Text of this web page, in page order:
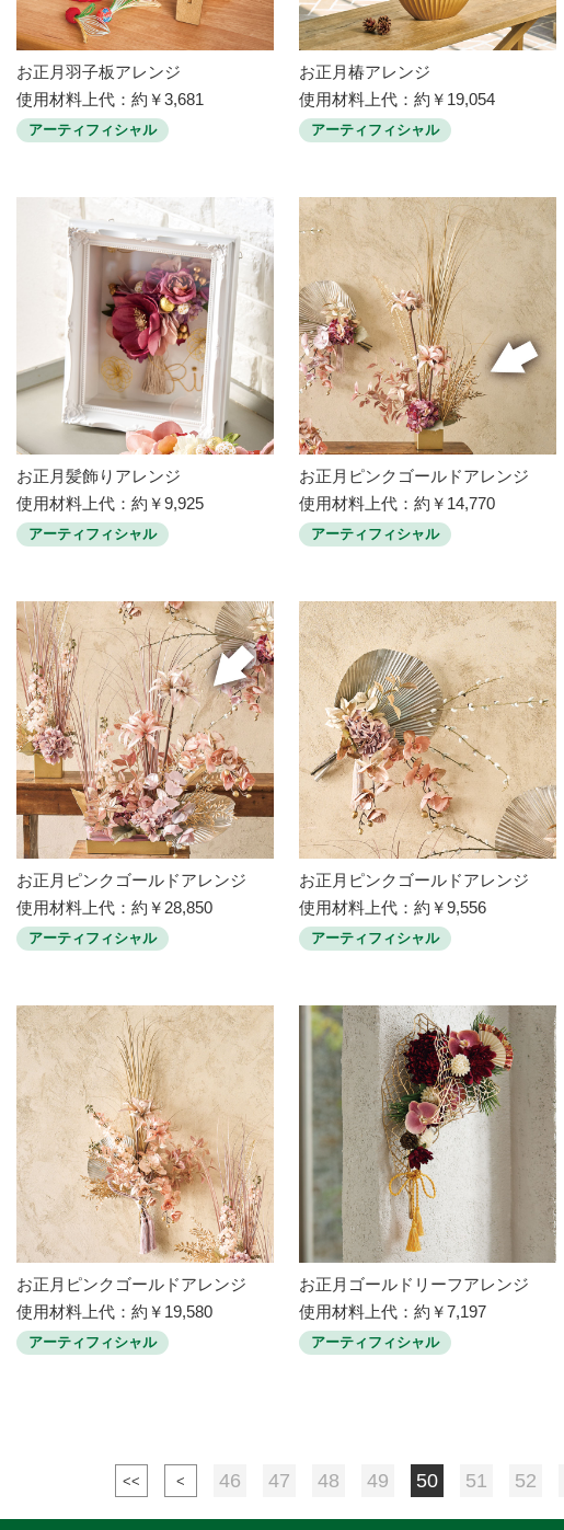
お正月羽子板アレンジ
使用材料上代：約￥3,681
アーティフィシャル
お正月椿アレンジ
使用材料上代：約￥19,054
アーティフィシャル
お正月髪飾りアレンジ
使用材料上代：約￥9,925
アーティフィシャル
お正月ピンクゴールドアレンジ
使用材料上代：約￥14,770
アーティフィシャル
お正月ピンクゴールドアレンジ
使用材料上代：約￥28,850
アーティフィシャル
お正月ピンクゴールドアレンジ
使用材料上代：約￥9,556
アーティフィシャル
お正月ピンクゴールドアレンジ
使用材料上代：約￥19,580
アーティフィシャル
お正月ゴールドリーフアレンジ
使用材料上代：約￥7,197
アーティフィシャル
46 47 48 49 50 51 52